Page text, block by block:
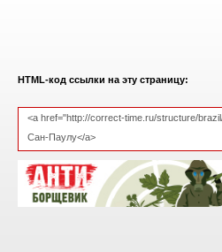
HTML-код ссылки на эту страницу: